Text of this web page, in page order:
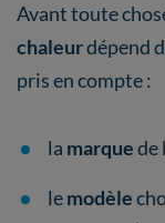
Avant toute
chaleurdépend
pris en compte :
la marquede
lemodèle